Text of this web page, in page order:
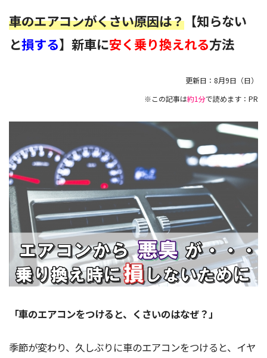
車のエアコンがくさい原因は？ 【知らない
と損する】新車に安く乗り換えれる方法
更新日： 8月9日（日）
※この記事は約1分で読めます：PR
「車のエアコンをつけると、くさいのはなぜ？」
季節が変わり、久しぶりに車のエアコンをつけると、イヤ